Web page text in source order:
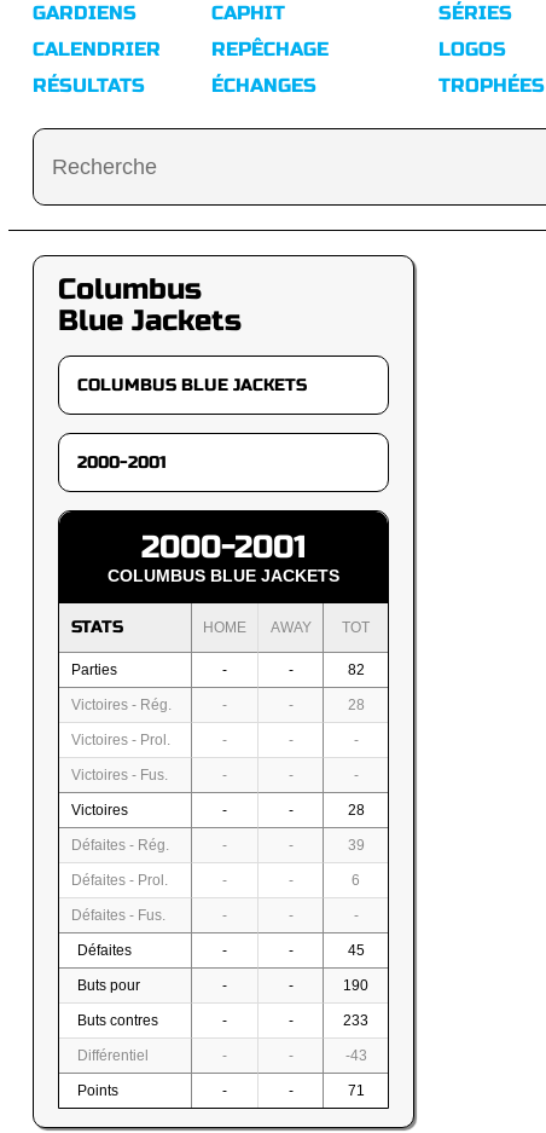
GARDIENS
CALENDRIER
RÉSULTATS
CAPHIT
REPÊCHAGE
ÉCHANGES
SÉRIES
LOGOS
TROPHÉES
Columbus
Blue Jackets
2000-2001
COLUMBUS BLUE JACKETS
STATS HOME AWAY TOT
Parties - - 82
Victoires - Rég. - - 28
Victoires - Prol. - - -
Victoires - Fus. - - -
Victoires - - 28
Défaites - Rég. - - 39
Défaites - Prol. - - 6
Défaites - Fus. - - -
Défaites - - 45
Buts pour - - 190
Buts contres - - 233
Différentiel - - -43
Points - - 71